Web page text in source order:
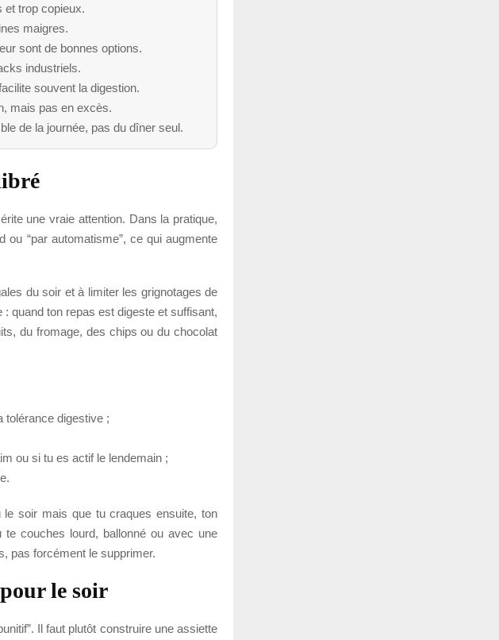
et trop copieux.
maigres.
sont de bonnes options.
industriels.
souvent la digestion.
mais pas en excès.
de la journée, pas du dîner seul.
une vraie attention. Dans la pratique,
ou “par automatisme”, ce qui augmente
du soir et à limiter les grignotages de
: quand ton repas est digeste et suffisant,
du fromage, des chips ou du chocolat
tolérance digestive ;
ou si tu es actif le lendemain ;
soir mais que tu craques ensuite, ton
couches lourd, ballonné ou avec une
pas forcément le supprimer.
le soir
Il faut plutôt construire une assiette